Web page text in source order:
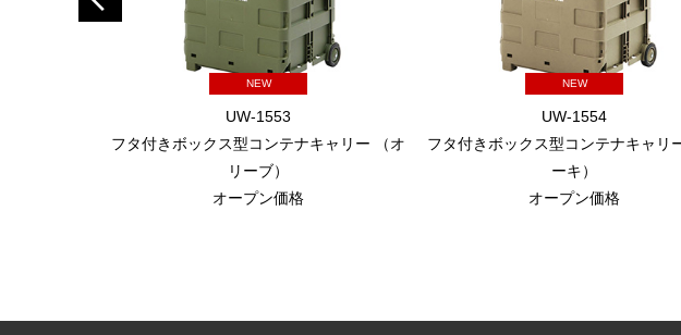
NEW
UW-1553
フタ付きボックス型コンテナキャリー （オ
リーブ）
オープン価格
NEW
UW-1554
フタ付きボックス型コンテナキャリ
ーキ）
オープン価格